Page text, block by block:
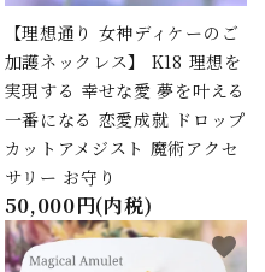
【理想通り 女神ディケーのご
加護ネックレス】 K18 理想を
実現する 幸せな愛 夢を叶える
一番になる 恋愛成就 ドロップ
カットアメジスト 魔術アクセ
サリー お守り
50,000円(内税)
favorite